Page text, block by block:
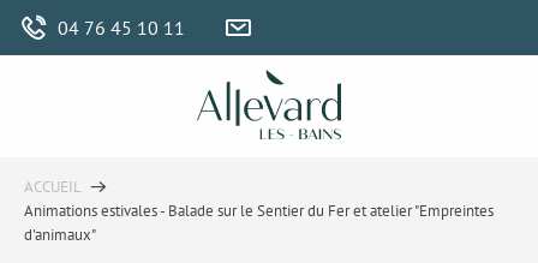
Aller
04 76 45 10 11
ACCUEIL
Animations estivales - Balade sur le Sentier du Fer et atelier "Empreintes
d'animaux"